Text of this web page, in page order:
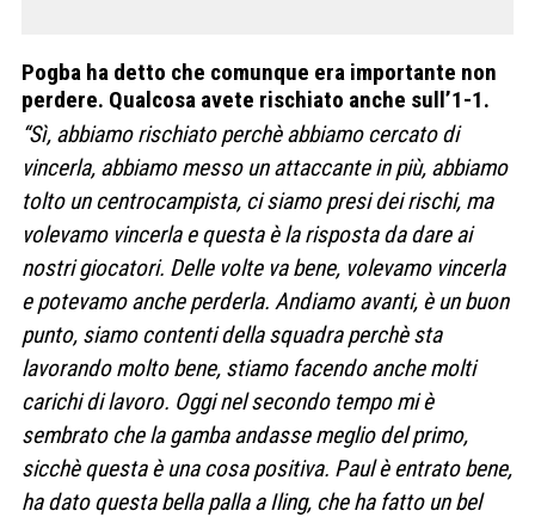
Pogba ha detto che comunque era importante non
perdere. Qualcosa avete rischiato anche sull’1-1.
“Sì, abbiamo rischiato perchè abbiamo cercato di
vincerla, abbiamo messo un attaccante in più, abbiamo
tolto un centrocampista, ci siamo presi dei rischi, ma
volevamo vincerla e questa è la risposta da dare ai
nostri giocatori. Delle volte va bene, volevamo vincerla
e potevamo anche perderla. Andiamo avanti, è un buon
punto, siamo contenti della squadra perchè sta
lavorando molto bene, stiamo facendo anche molti
carichi di lavoro. Oggi nel secondo tempo mi è
sembrato che la gamba andasse meglio del primo,
sicchè questa è una cosa positiva. Paul è entrato bene,
ha dato questa bella palla a Iling, che ha fatto un bel